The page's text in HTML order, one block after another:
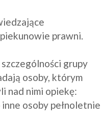
prawni.
grupy
osoby, którym
nad nimi opiekę:
osoby pełnoletnie